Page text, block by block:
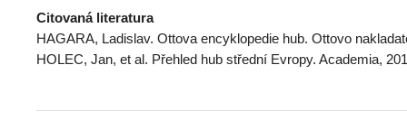
Citovaná literatura
HAGARA, Ladislav. Ottova encyklopedie hub. Ottovo
HOLEC, Jan, et al. Přehled hub střední Evropy. Academia,